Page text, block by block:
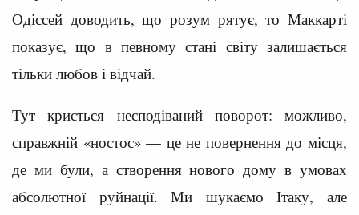
Одіссей доводить, що розум рятує, то Маккарті
показує, що в певному стані світу залишається
тільки любов і відчай.
Тут криється несподіваний поворот: можливо,
справжній «ностос» — це не повернення до місця,
де ми були, а створення нового дому в умовах
абсолютної руйнації. Ми шукаємо Ітаку, але